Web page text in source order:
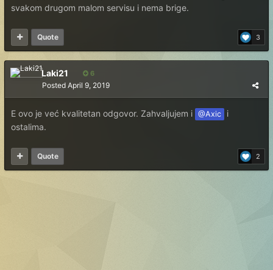
svakom drugom malom servisu i nema brige.
3
Quote
Laki21 6
Posted April 9, 2019
E ovo je već kvalitetan odgovor. Zahvaljujem i @Axic
i
ostalima.
2
Quote